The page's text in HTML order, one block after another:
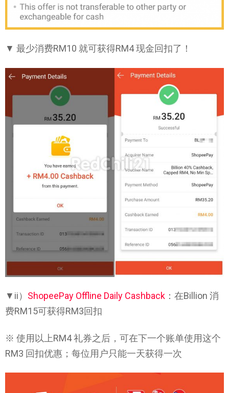
▼ 最少消费RM10 就可获得RM4 现金回扣了！
▼ii） ShopeePay Offline Daily Cashback ：在Billion 消
费RM15可获得RM3回扣
※ 使用以上RM4 礼券之后，可在下一个账单使用这个
RM3 回扣优惠；每位用户只能一天获得一次